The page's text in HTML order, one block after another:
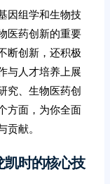
因组学和生物技
医药创新的重要
断创新，还积极
与人才培养上展
究、生物医药创
方面，为你全面
献。
凯时的核心技